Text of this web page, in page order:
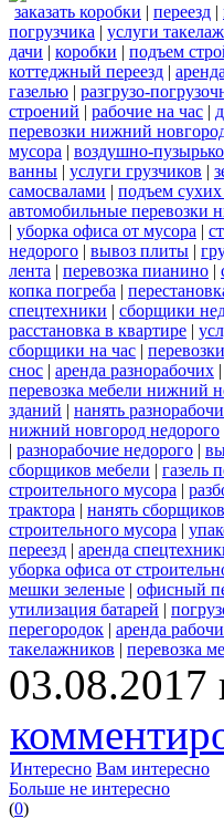
заказать коробки | переезд |
погрузчика | услуги
дачи | коробки | подъем
коттеджный переезд |
газелью | разгрузо-
строений | рабочие на час |
перевозки нижний
мусора | воздушно-
ванны | услуги грузчиков |
самосвалами | подъем сухих
автомобильные перевозки
| уборка офиса от мусора |
недорого | вывоз плиты |
лента | перевозка пианино |
копка погреба |
спецтехники | сборщики
расстановка в квартире |
сборщики на час |
снос | аренда разнорабочих |
перевозка мебели нижний
зданий | нанять
нижний новгород недорого
| разнорабочие недорого |
сборщиков мебели | газель
строительного мусора |
трактора | нанять
строительного мусора |
переезд | аренда
уборка офиса от
мешки зеленые | офисный
утилизация батарей |
перегородок | аренда
такелажников | перевозка
03.08.2017
Интересно Вам интересно
Больше не интересно
(0)